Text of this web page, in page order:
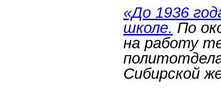
«До 1936
школе. По
на работу
Сибирской